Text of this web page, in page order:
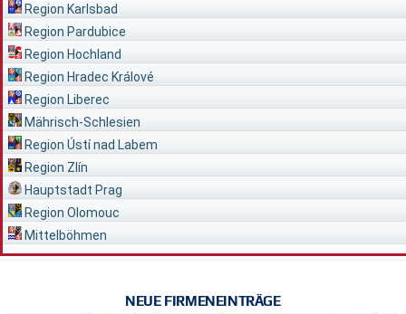
Region Karlsbad
Region Pardubice
Region Hochland
Region Hradec Králové
Region Liberec
Mährisch-Schlesien
Region Ústí nad Labem
Region Zlín
Hauptstadt Prag
Region Olomouc
Mittelböhmen
NEUE FIRMENEINTRÄGE